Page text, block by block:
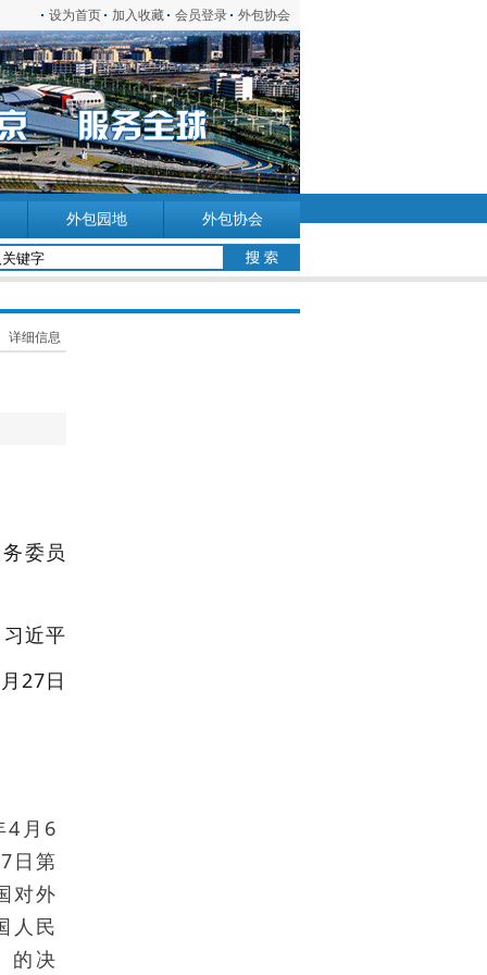
设为首页 加入收藏 会员登录 外包协会
外包园地 外包协会
详细信息
委员
近平
27日
4月6
日第
对外
人民
的决